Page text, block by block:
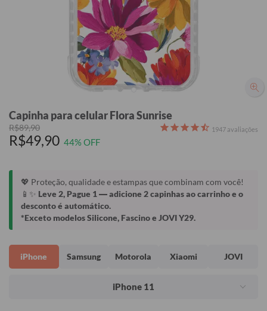
Capinha para celular Flora Sunrise
R$89,90
R$49,90 44% OFF
1947 avaliações
💖 Proteção, qualidade e estampas que combinam com você!
📱✨ Leve 2, Pague 1— adicione 2 capinhas ao carrinho e o
desconto é automático.
*Exceto modelos Silicone, Fascino e JOVI Y29.
iPhone Samsung Motorola Xiaomi JOVI
iPhone 11